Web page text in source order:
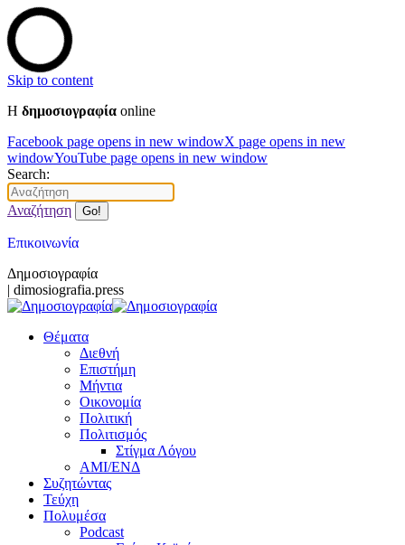
Skip to content
Η δημοσιογραφία online
Facebook page opens in new windowX page opens in new
windowYouTube page opens in new window
Search:
Αναζήτηση
Επικοινωνία
Δημοσιογραφία
| dimosiografia.press
Θέματα
Διεθνή
Επιστήμη
Μήντια
Οικονομία
Πολιτική
Πολιτισμός
Στίγμα Λόγου
AMI/ΕΝΔ
Συζητώντας
Τεύχη
Πολυμέσα
Podcast